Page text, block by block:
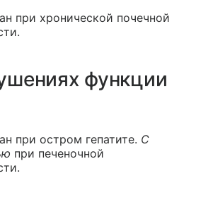
при хронической почечной
функции
при остром гепатите. С
при печеночной